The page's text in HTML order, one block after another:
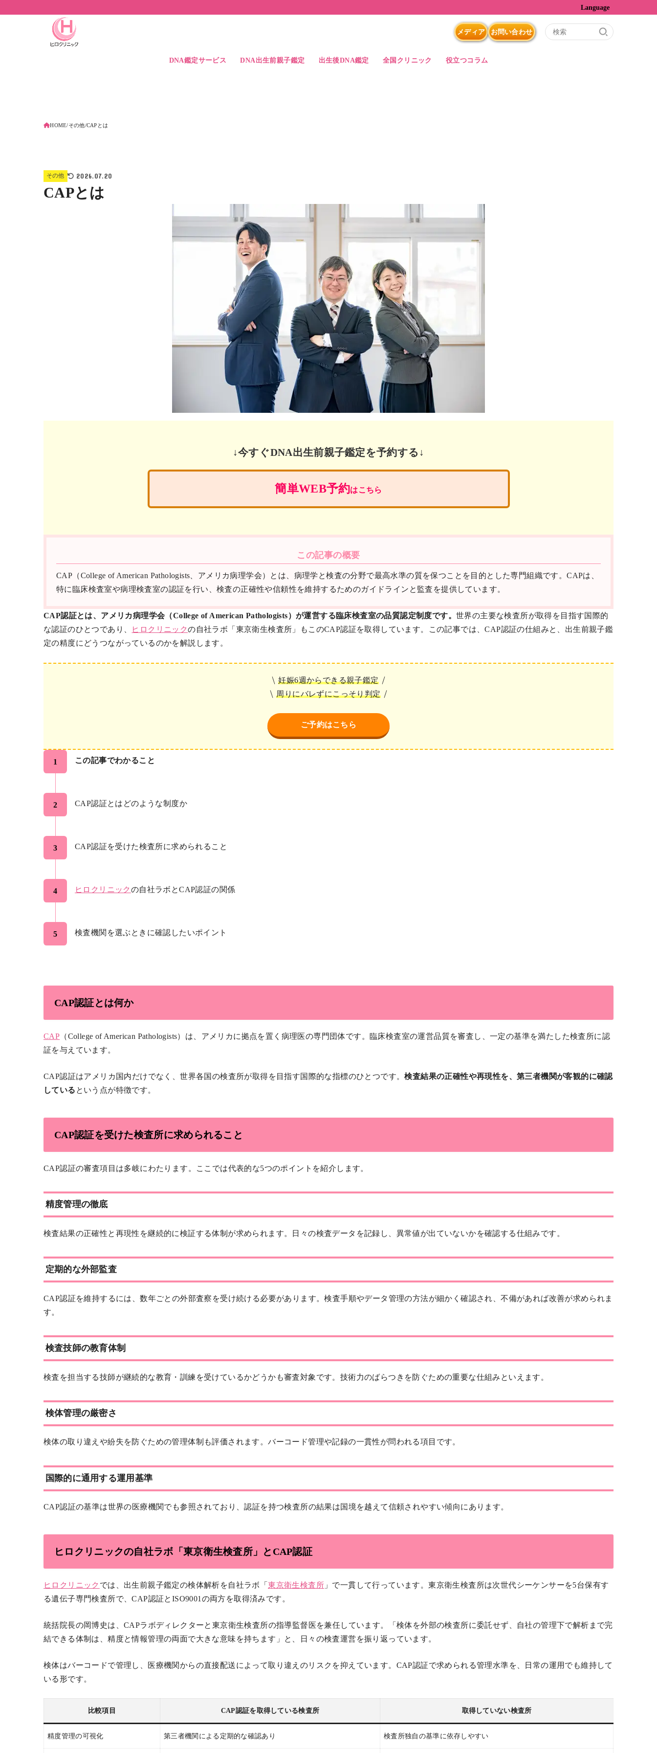
Language
メディア お問い合わせ
DNA鑑定サービス DNA出生前親子鑑定 出生後DNA鑑定 全国クリニック 役立つコラム
HOME その他 CAPとは
その他 2026.07.20
CAPとは
↓今すぐDNA出生前親子鑑定を予約する↓
簡単WEB予約はこちら
この記事の概要
CAP（College of American Pathologists、アメリカ病理学会）とは、病理学と検査の分野で最高水準の質を保つことを目的とした専門組織です。CAPは、
特に臨床検査室や病理検査室の認証を行い、検査の正確性や信頼性を維持するためのガイドラインと監査を提供しています。
CAP認証とは、アメリカ病理学会（College of American Pathologists）が運営する臨床検査室の品質認定制度です。世界の主要な検査所が取得を目指す国際的
な認証のひとつであり、
ヒロクリニックの自社ラボ「東京衛生検査所」もこのCAP認証を取得しています。この記事では、CAP認証の仕組みと、出生前親子鑑
定の精度にどうつながっているのかを解説します。
妊娠6週からできる親子鑑定
周りにバレずにこっそり判定
ご予約はこちら
この記事でわかること
CAP認証とはどのような制度か
CAP認証を受けた検査所に求められること
ヒロクリニック の自社ラボとCAP認証の関係
検査機関を選ぶときに確認したいポイント
CAP認証とは何か
CAP （College of American Pathologists）は、アメリカに拠点を置く病理医の専門団体です。臨床検査室の運営品質を審査し、一定の基準を満たした検査所に認
証を与えています。
CAP認証はアメリカ国内だけでなく、世界各国の検査所が取得を目指す国際的な指標のひとつです。検査結果の正確性や再現性を、第三者機関が客観的に確認
している という点が特徴です。
CAP認証を受けた検査所に求められること
CAP認証の審査項目は多岐にわたります。ここでは代表的な5つのポイントを紹介します。
精度管理の徹底
検査結果の正確性と再現性を継続的に検証する体制が求められます。日々の検査データを記録し、異常値が出ていないかを確認する仕組みです。
定期的な外部監査
CAP認証を維持するには、数年ごとの外部査察を受け続ける必要があります。検査手順やデータ管理の方法が細かく確認され、不備があれば改善が求められま
す。
検査技師の教育体制
検査を担当する技師が継続的な教育・訓練を受けているかどうかも審査対象です。技術力のばらつきを防ぐための重要な仕組みといえます。
検体管理の厳密さ
検体の取り違えや紛失を防ぐための管理体制も評価されます。バーコード管理や記録の一貫性が問われる項目です。
国際的に通用する運用基準
CAP認証の基準は世界の医療機関でも参照されており、認証を持つ検査所の結果は国境を越えて信頼されやすい傾向にあります。
ヒロクリニックの自社ラボ「東京衛生検査所」とCAP認証
ヒロクリニック では、出生前親子鑑定の検体解析を自社ラボ「東京衛生検査所 」で一貫して行っています。東京衛生検査所は次世代シーケンサーを5台保有す
る遺伝子専門検査所で、CAP認証とISO9001の両方を取得済みです。
統括院長の岡博史は、CAPラボディレクターと東京衛生検査所の指導監督医を兼任しています。「検体を外部の検査所に委託せず、自社の管理下で解析まで完
結できる体制は、精度と情報管理の両面で大きな意味を持ちます」と、日々の検査運営を振り返っています。
検体はバーコードで管理し、医療機関からの直接配送によって取り違えのリスクを抑えています。CAP認証で求められる管理水準を、日常の運用でも維持して
いる形です。
比較項目 CAP認証を取得している検査所 取得していない検査所
精度管理の可視化 第三者機関による定期的な確認あり 検査所独自の基準に依存しやすい